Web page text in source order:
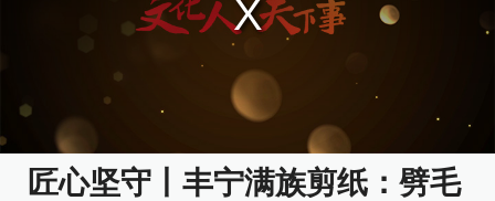
匠心坚守丨丰宁满族剪纸：劈毛